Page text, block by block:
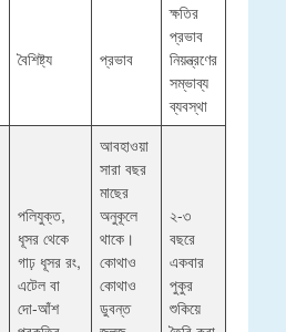
বৈশিষ্ট্য প্রভাব
ক্ষতির
প্রভাব
নিয়ন্ত্রণের
সম্ভাব্য
ব্যবস্থা
পলিযুক্ত,
ধূসর থেকে
গাঢ় ধূসর রং,
এটেল বা
দো-আঁশ
আবহাওয়া
সারা বছর
মাছের
অনুকূলে
থাকে।
কোথাও
কোথাও
ডুবন্ত
২-৩
বছরে
একবার
পুকুর
শুকিয়ে